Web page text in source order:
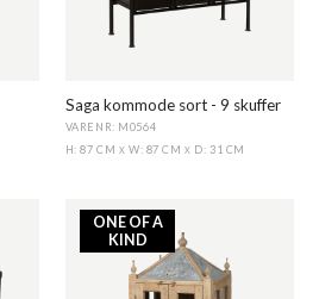
Saga kommode sort - 9 skuffer
VARENR: M0564
H: 87 CM X W: 87 CMX D: 31 CM
ONE OF A
KIND